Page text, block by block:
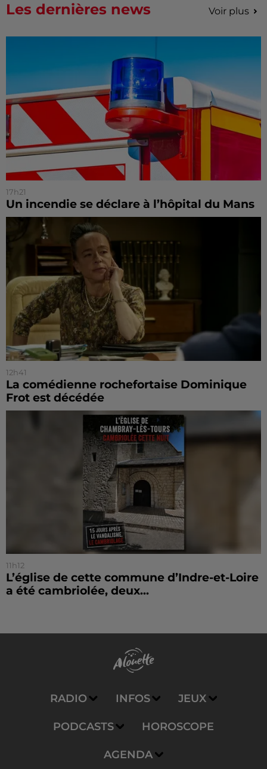
Les dernières news Voir plus
17h21
Un incendie se déclare à l’hôpital du Mans
12h41
La comédienne rochefortaise Dominique
Frot est décédée
11h12
L’église de cette commune d’Indre-et-Loire
a été cambriolée, deux...
RADIO INFOS JEUX
PODCASTS HOROSCOPE
AGENDA